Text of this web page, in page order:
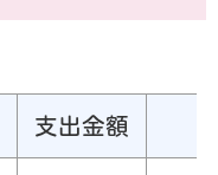
支出金額